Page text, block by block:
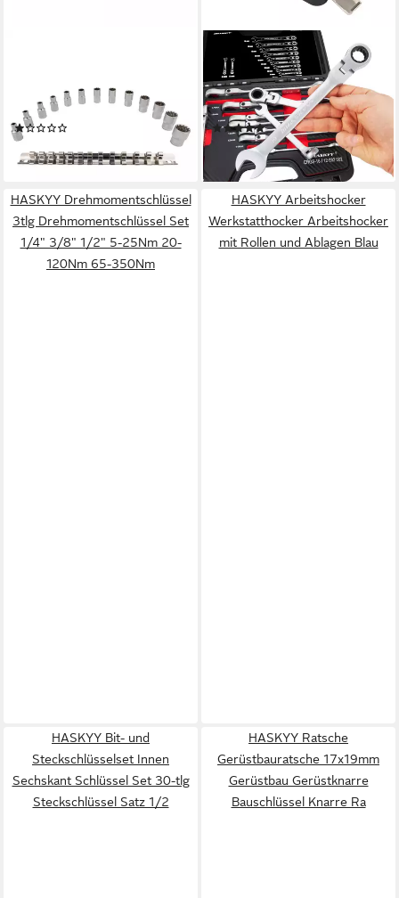
Steckschlüssel Satz 13-tlg 4-
14 mm 5/32"-1/2" zoll
11,99 €
lieferbar - in 2-3 Werktagen bei dir
HASKYY
Maulschlüssel 12 tlg.
Ratschenset Gelenk-Maul-
Ring Schlüssel 8-19mm
(1)
45,99 €
lieferbar - in 2-3 Werktagen bei dir
HASKYY Drehmomentschlüssel
3tlg Drehmomentschlüssel Set
1/4" 3/8" 1/2" 5-25Nm 20-
120Nm 65-350Nm
HASKYY Arbeitshocker
Werkstatthocker Arbeitshocker
mit Rollen und Ablagen Blau
HASKYY Bit- und
Steckschlüsselset Innen
Sechskant Schlüssel Set 30-tlg
Steckschlüssel Satz 1/2
HASKYY Ratsche
Gerüstbauratsche 17x19mm
Gerüstbau Gerüstknarre
Bauschlüssel Knarre Ra